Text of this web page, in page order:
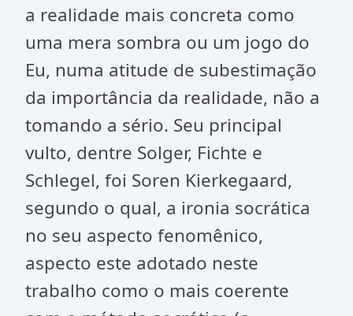
a realidade mais concreta como
uma mera sombra ou um jogo do
Eu, numa atitude de subestimação
da importância da realidade, não a
tomando a sério. Seu principal
vulto, dentre Solger, Fichte e
Schlegel, foi Soren Kierkegaard,
segundo o qual, a ironia socrática
no seu aspecto fenomênico,
aspecto este adotado neste
trabalho como o mais coerente